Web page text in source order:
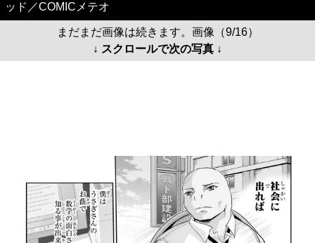
ッド／COMICメテオ
まだまだ画像は続きます。画像（9/16）
↓ スクロールで次の写真 ↓